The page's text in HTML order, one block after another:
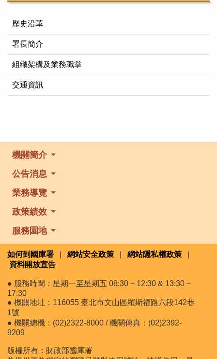
歷史沿革
署長簡介
組織架構及業務職掌
交通資訊
機關簡介
公告消息
業務導覽
政策績效
服務園地
如何到國庫署 網站安全政策 網站隱私權政策
資料開放宣告
● 服務時間：星期一至星期五 08:30 ~ 12:30 & 13:30 ~
17:30
● 機關地址：116055 臺北市文山區羅斯福路六段142巷
1號
● 機關總機：(02)2322-8000 / 機關傳真：(02)2392-
9209
版權所有：財政部國庫署